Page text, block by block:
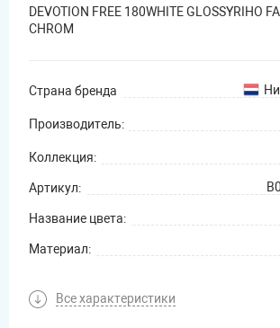
DEVOTION FREE 180WHITE GLOSSYRIHO
CHROM
Страна бренда
Производитель:
Коллекция:
Артикул:
Название цвета:
Материал:
Все характеристики